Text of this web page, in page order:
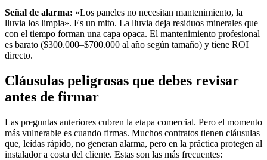
Señal de alarma: «Los paneles no necesitan mantenimiento, la
lluvia los limpia». Es un mito. La lluvia deja residuos minerales que
con el tiempo forman una capa opaca. El mantenimiento profesional
es barato ($300.000–$700.000 al año según tamaño) y tiene ROI
directo.
Cláusulas peligrosas que debes revisar
antes de firmar
Las preguntas anteriores cubren la etapa comercial. Pero el momento
más vulnerable es cuando firmas. Muchos contratos tienen cláusulas
que, leídas rápido, no generan alarma, pero en la práctica protegen al
instalador a costa del cliente. Estas son las más frecuentes: